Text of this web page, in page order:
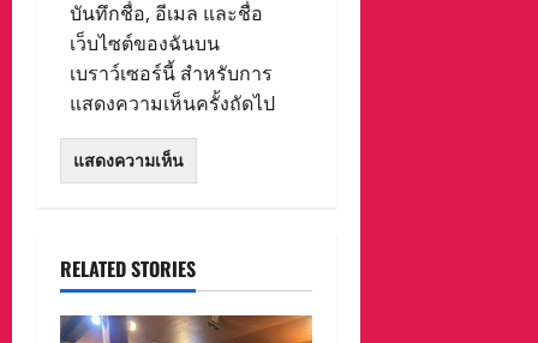
บันทึกชื่อ, อีเมล และชื่อ
เว็บไซต์ของฉันบน
เบราว์เซอร์นี้ สำหรับการ
แสดงความเห็นครั้งถัดไป
RELATED STORIES